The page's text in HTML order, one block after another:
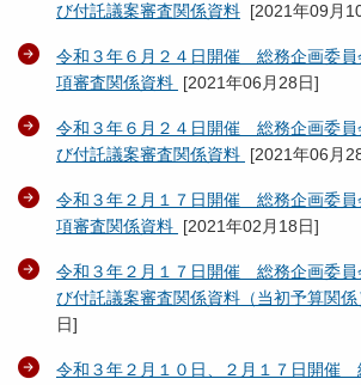
び付託議案審査関係資料 [2021年09月
令和３年６月２４日開催 総務企画委
項審査関係資料 [2021年06月28日]
令和３年６月２４日開催 総務企画委
び付託議案審査関係資料 [2021年06月
令和３年２月１７日開催 総務企画委
項審査関係資料 [2021年02月18日]
令和３年２月１７日開催 総務企画委
び付託議案審査関係資料（当初予算関係
日]
令和３年２月１０日、２月１７日開催